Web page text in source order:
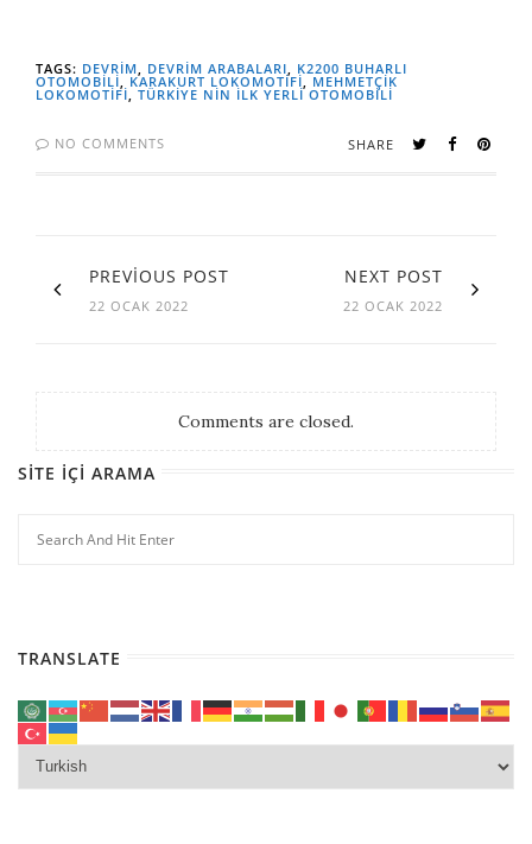
TAGS: DEVRIM DEVRIM ARABALARI K2200 BUHARLI
OTOMOBILI KARAKURT LOKOMOTIFI MEHMETÇIK
LOKOMOTIFI TÜRKIYE NIN ILK YERLI OTOMOBILI
NO COMMENTS SHARE
PREVIOUS POST
22 OCAK 2022
NEXT POST
22 OCAK 2022
Comments are closed.
SITE İÇI ARAMA
TRANSLATE